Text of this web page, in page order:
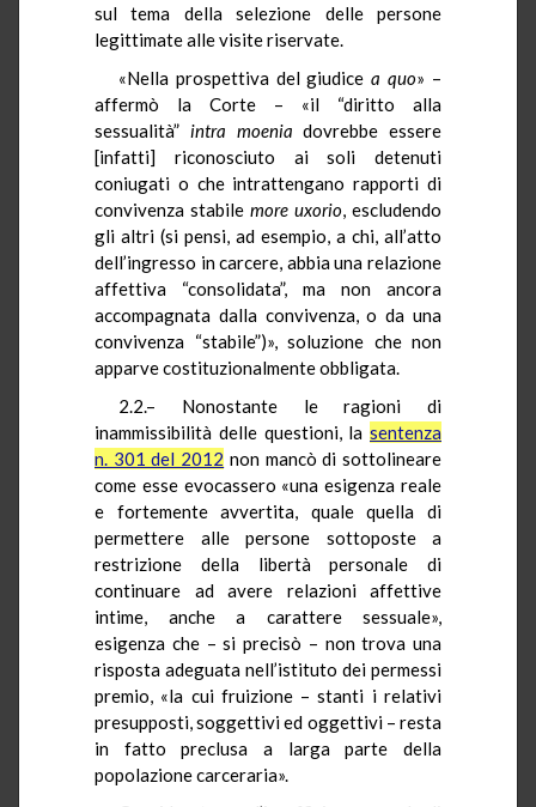
sul tema della selezione delle persone
legittimate alle visite riservate.
«Nella prospettiva del giudicea quo» –
affermò la Corte – «il “diritto alla
sessualità” intra moenia dovrebbe essere
[infatti] riconosciuto ai soli detenuti
coniugati o che intrattengano rapporti di
convivenza stabile more uxorio, escludendo
gli altri (si pensi, ad esempio, a chi, all’atto
dell’ingresso in carcere, abbia una relazione
affettiva “consolidata”, ma non ancora
accompagnata dalla convivenza, o da una
convivenza “stabile”)», soluzione che non
apparve costituzionalmente obbligata.
2.2.– Nonostante le ragioni di
inammissibilità delle questioni, la sentenza
n. 301 del 2012 non mancò di sottolineare
come esse evocassero «una esigenza reale
e fortemente avvertita, quale quella di
permettere alle persone sottoposte a
restrizione della libertà personale di
continuare ad avere relazioni affettive
intime, anche a carattere sessuale»,
esigenza che – si precisò – non trova una
risposta adeguata nell’istituto dei permessi
premio, «la cui fruizione – stanti i relativi
presupposti, soggettivi ed oggettivi – resta
in fatto preclusa a larga parte della
popolazione carceraria».